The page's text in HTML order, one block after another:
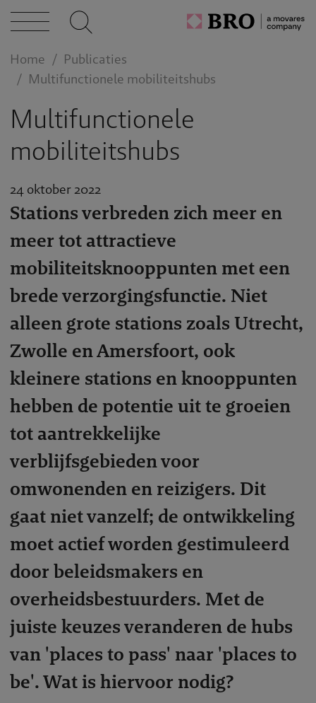
Home
Publicaties
Multifunctionele mobiliteitshubs
Multifunctionele
mobiliteitshubs
24 oktober 2022
Stations verbreden zich meer en
meer tot attractieve
mobiliteitsknooppunten met een
brede verzorgingsfunctie. Niet
alleen grote stations zoals Utrecht,
Zwolle en Amersfoort, ook
kleinere stations en knooppunten
hebben de potentie uit te groeien
tot aantrekkelijke
verblijfsgebieden voor
omwonenden en reizigers. Dit
gaat niet vanzelf; de ontwikkeling
moet actief worden gestimuleerd
door beleidsmakers en
overheidsbestuurders. Met de
juiste keuzes veranderen de hubs
van 'places to pass' naar 'places to
be'. Wat is hiervoor nodig?